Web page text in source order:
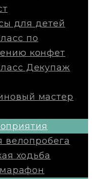
для детей
по
конфет
Декупаж
мастер
велопробега
ходьба